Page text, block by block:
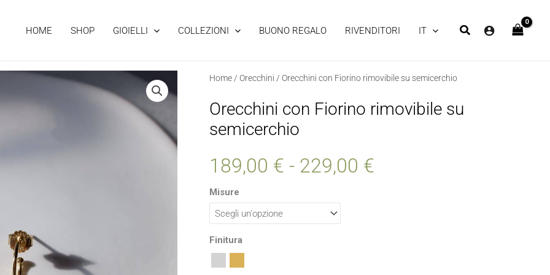
HOME SHOP GIOIELLI COLLEZIONI BUONO REGALO RIVENDITORI IT
Home/Orecchini / Orecchini con Fiorino rimovibile su semicerchio
Orecchini con Fiorino rimovibile su
semicerchio
189,00 € - 229,00 €
Fascia
Misure
Finitura
Orecchini
Fiorino
rimovibile
semicerchio